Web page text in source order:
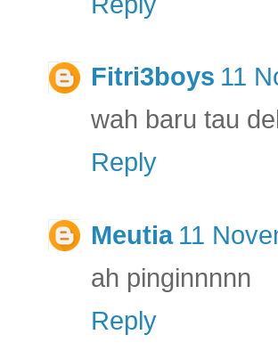
Fitri3boys 11
wah baru tau
Reply
Meutia 11
ah pinginnnnn
Reply